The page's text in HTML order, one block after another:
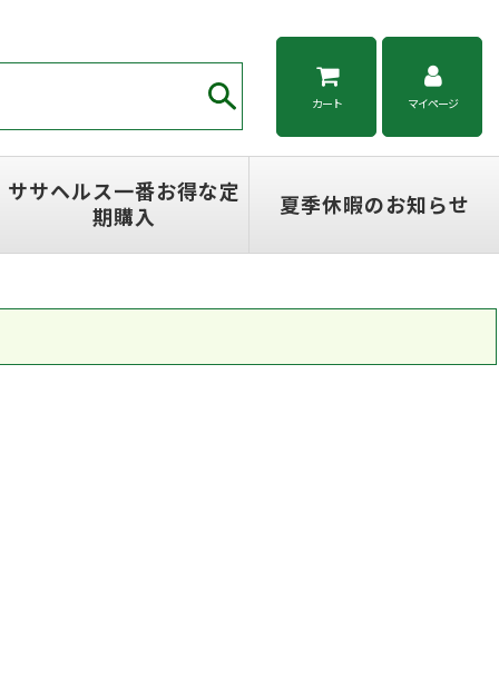
カート マイページ
ササヘルス一番お得な定
期購入
夏季休暇のお知らせ